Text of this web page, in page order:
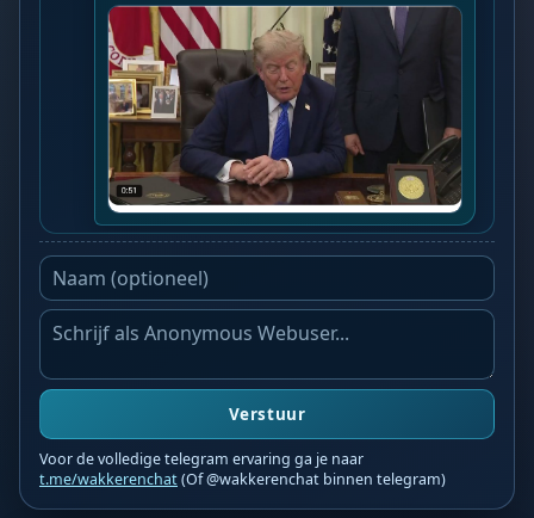
Verstuur
Voor de volledige telegram ervaring ga je naar
t.me/wakkerenchat(Of @wakkerenchat binnen telegram)